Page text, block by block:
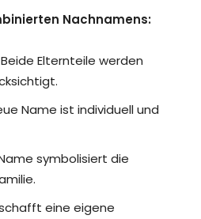
Nachnamens:
Elternteile werden
Name ist individuell und
symbolisiert die
eine eigene